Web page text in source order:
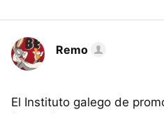
Remo
El Instituto galego de